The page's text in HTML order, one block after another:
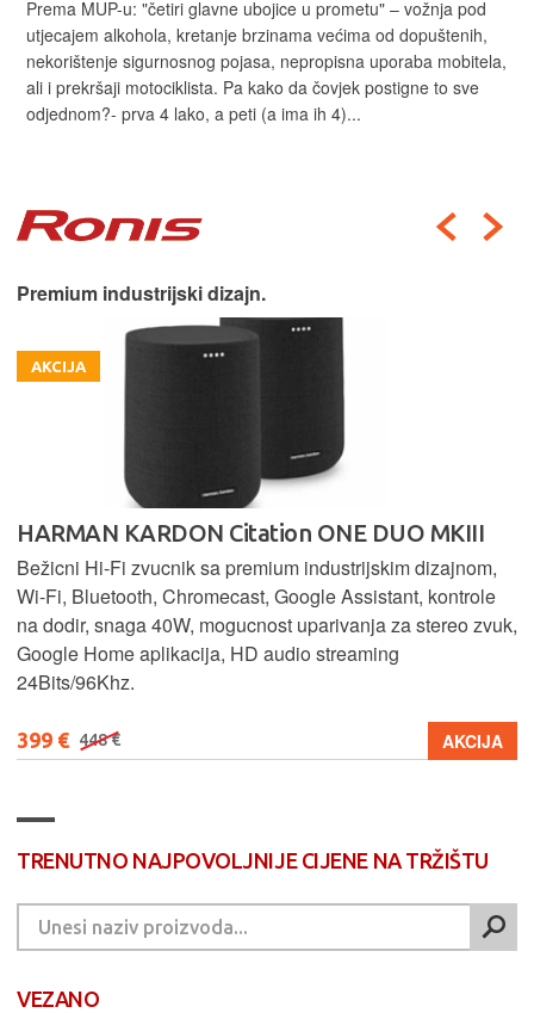
Prema MUP-u: "četiri glavne ubojice u prometu" – vožnja pod
utjecajem alkohola, kretanje brzinama većima od dopuštenih,
nekorištenje sigurnosnog pojasa, nepropisna uporaba mobitela,
ali i prekršaji motociklista. Pa kako da čovjek postigne to sve
odjednom?- prva 4 lako, a peti (a ima ih 4)...
Premium industrijski dizajn.
AKCIJA
HARMAN KARDON Citation ONE DUO MKIII
Bežicni Hi-Fi zvucnik sa premium industrijskim dizajnom,
Wi-Fi, Bluetooth, Chromecast, Google Assistant, kontrole
na dodir, snaga 40W, mogucnost uparivanja za stereo zvuk,
Google Home aplikacija, HD audio streaming
24Bits/96Khz.
399 € 448 € AKCIJA
TRENUTNO NAJPOVOLJNIJE CIJENE NA TRŽIŠTU
VEZANO